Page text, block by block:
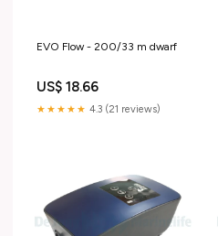
EVO Flow - 200/33 m dwarf
US$ 18.66
★★★★★ 4.3 (21 reviews)